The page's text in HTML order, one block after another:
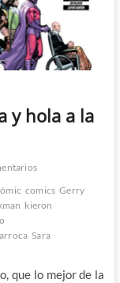
y hola a la
comics Gerry
kieron
Sara
que lo mejor de la